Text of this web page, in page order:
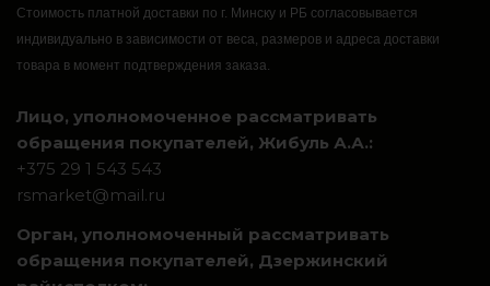
Стоимость платной доставки по г. Минску и РБ согласовывается
индивидуально в зависимости от веса, размеров и адреса доставки
товара в момент подтверждения заказа.
Лицо, уполномоченное рассматривать
обращения покупателей, Жибуль А.А.:
+375 29 1 543 543
rsmarket@mail.ru
Орган, уполномоченный рассматривать
обращения покупателей, Дзержинский